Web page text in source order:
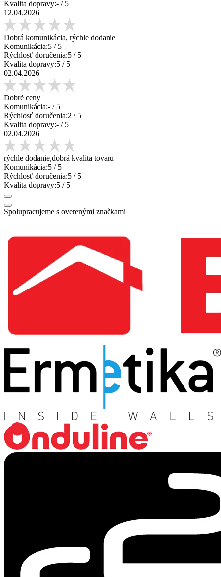
Kvalita dopravy:- / 5
12.04.2026
Dobrá komunikácia, rýchle dodanie
Komunikácia:5 / 5
Rýchlosť doručenia:5 / 5
Kvalita dopravy:5 / 5
02.04.2026
Dobré ceny
Komunikácia:- / 5
Rýchlosť doručenia:2 / 5
Kvalita dopravy:- / 5
02.04.2026
rýchle dodanie,dobrá kvalita tovaru
Komunikácia:5 / 5
Rýchlosť doručenia:5 / 5
Kvalita dopravy:5 / 5
Spolupracujeme s overenými značkami